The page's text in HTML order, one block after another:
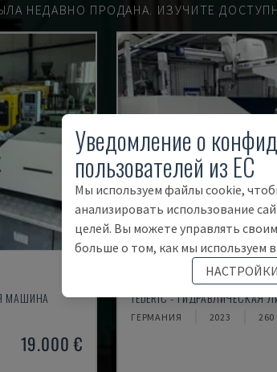
НЕДАВНО ПРОДАНА. ИЗУЧИТЕ
МАШИНА
19.000 €
NEO.E55/E110H
TEDERIC - ГИДРАВЛИЧЕСКАЯ
ГЕРМАНИЯ 2023 260
Уведомление о
пользователей из ЕС
Мы используем файлы cookie,
анализировать использование
целей. Вы можете управлять
больше о том, как мы используем
НАСТРОЙКИ